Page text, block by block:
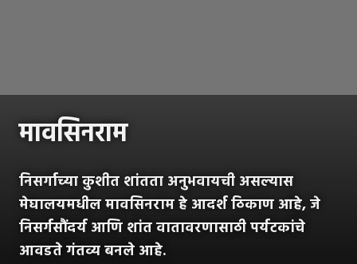
मावसिनराम
निसर्गाच्या कुशीत शांतता अनुभवायची असल्यास
मेघालयमधील मावसिनराम हे आदर्श ठिकाण आहे, जे
निसर्गसौंदर्य आणि शांत वातावरणासाठी पर्यटकांचे
आवडते गंतव्य बनले आहे.